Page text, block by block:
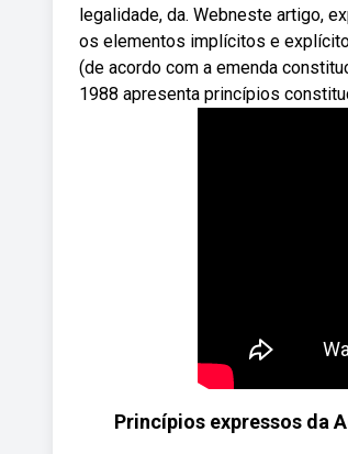
legalidade, da. Webneste artigo,
os elementos implícitos e
(de acordo com a emenda
1988 apresenta princípios
Princípios expressos da